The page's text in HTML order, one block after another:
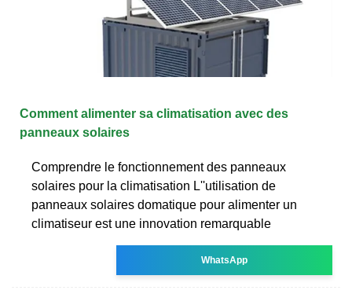
Comment alimenter sa climatisation avec des
panneaux solaires
Comprendre le fonctionnement des panneaux
solaires pour la climatisation L''utilisation de
panneaux solaires domatique pour alimenter un
climatiseur est une innovation remarquable
WhatsApp